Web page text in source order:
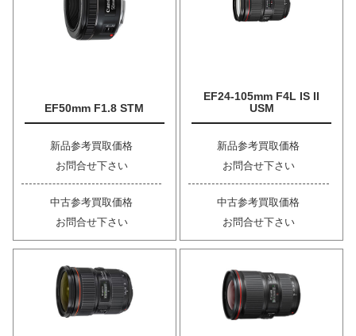
EF50mm F1.8 STM
新品参考買取価格
お問合せ下さい
中古参考買取価格
お問合せ下さい
EF24-105mm F4L IS II
USM
新品参考買取価格
お問合せ下さい
中古参考買取価格
お問合せ下さい